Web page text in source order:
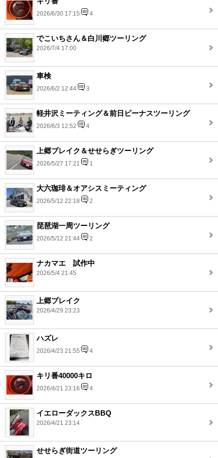
2026/6/30 17:15 4
でこいちさん＆白川郷ツーリング
2026/7/4 17:00
車検
2026/6/2 12:44 3
軽井沢ミーティング＆前日ビーナスツーリング
2026/6/3 12:52 4
上郷ブレイク＆せせらぎツーリング
2026/5/27 17:21 1
大六珈琲＆オアシスミーティング
2026/5/12 22:18 2
琵琶湖一周ツーリング
2026/5/12 21:44 2
ナカマエ 試作中
2026/5/4 21:45
上郷ブレイク
2026/4/29 23:23
ハズレ
2026/4/23 21:55 4
キリ番40000キロ
2026/4/21 23:16 4
イエローダックスBBQ
2026/4/21 23:14
せせらぎ街道ツーリング